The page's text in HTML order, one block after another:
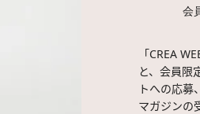
会
「CREA
と、会員限
トへの応募
マガジンの